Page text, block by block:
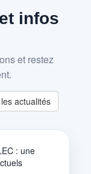
infos
et restez
actualités